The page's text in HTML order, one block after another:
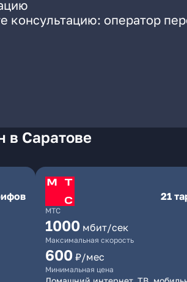
консультацию: оператор
в Саратове
МТС
21
1000 мбит/сек
Максимальная скорость
600 ₽/мес
Минимальная цена